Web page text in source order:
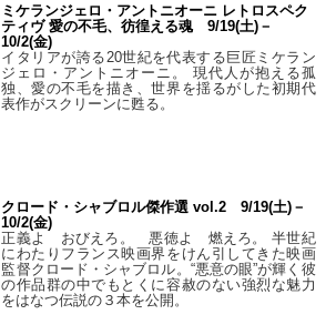
ミケランジェロ・アントニオーニ レトロスペク
ティヴ 愛の不毛、彷徨える魂 9/19(土)－
10/2(金)
イタリアが誇る20世紀を代表する巨匠ミケラン
ジェロ・アントニオーニ。 現代人が抱える孤
独、愛の不毛を描き、世界を揺るがした初期代
表作がスクリーンに甦る。
クロード・シャブロル傑作選 vol.2 9/19(土)－
10/2(金)
正義よ おびえろ。 悪徳よ 燃えろ。 半世紀
にわたりフランス映画界をけん引してきた映画
監督クロード・シャブロル。“悪意の眼”が輝く彼
の作品群の中でもとくに容赦のない強烈な魅力
をはなつ伝説の３本を公開。